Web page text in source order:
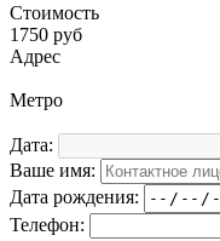
Стоимость
1750 руб
Адрес
Метро
Дата:
Ваше имя:
Дата рождения:
Телефон: